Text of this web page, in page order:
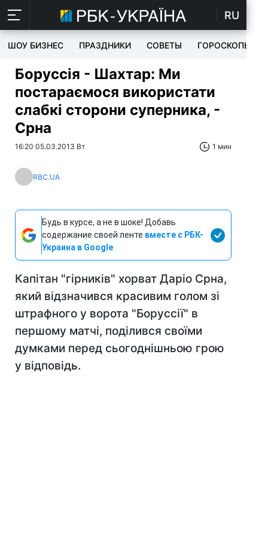
RU
ШОУ БИЗНЕС ПРАЗДНИКИ СОВЕТЫ ГОРОСКОПЫ
Боруссія - Шахтар: Ми
постараємося використати
слабкі сторони суперника, -
Срна
16:20 05.03.2013 Вт 1 мин
RBC.UA
Будь в курсе, а не в шоке! Добавь
содержание своей ленте вместе с РБК-
Украина в Google
Капітан "гірників" хорват Даріо Срна,
який відзначився красивим голом зі
штрафного у ворота "Боруссії" в
першому матчі, поділився своїми
думками перед сьогоднішньою грою
у відповідь.